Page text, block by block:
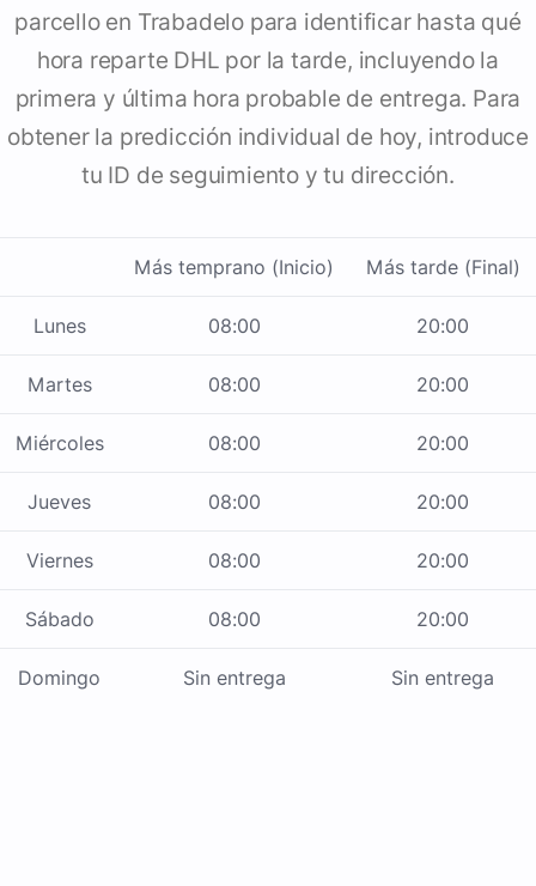
parcello en Trabadelo para identificar hasta qué
hora reparte DHL por la tarde, incluyendo la
primera y última hora probable de entrega. Para
obtener la predicción individual de hoy, introduce
tu ID de seguimiento y tu dirección.
Más temprano (Inicio) Más tarde (Final)
Lunes 08:00 20:00
Martes 08:00 20:00
Miércoles 08:00 20:00
Jueves 08:00 20:00
Viernes 08:00 20:00
Sábado 08:00 20:00
Domingo Sin entrega Sin entrega